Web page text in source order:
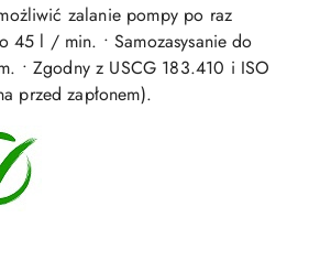
zalanie pompy po raz
45 l / min. • Samozasysanie do
• Zgodny z USCG 183.410 i ISO
przed zapłonem).